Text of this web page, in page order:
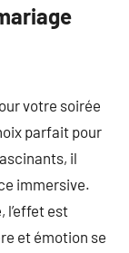
votre soirée
parfait pour
il
immersive.
l’effet est
et émotion se